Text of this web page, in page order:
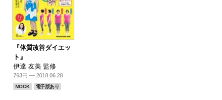
『体質改善ダイエッ
ト』
伊達 友美 監修
763円 — 2018.06.28
MOOK 電子版あり